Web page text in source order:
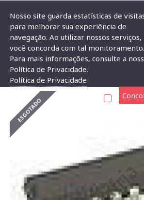
Circuito Integrado CD4021
CIRCUITO INTEGRADO
ESGOTADO
Nosso site guarda estatísticas de
para melhorar sua experiência de
navegação. Ao utilizar nossos serviços,
você concorda com tal monitoramento.
Para mais informações, consulte a
Política de Privacidade.
Política de Privacidade